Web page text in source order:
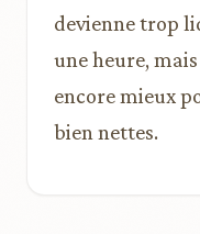
devienne trop
une heure,
encore mieux
bien nettes.